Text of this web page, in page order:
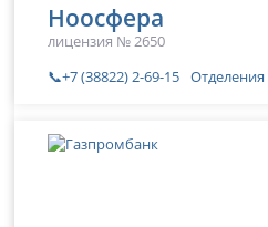
Ноосфера
лицензия № 2650
📞+7 (38822) 2-69-15 Отделения